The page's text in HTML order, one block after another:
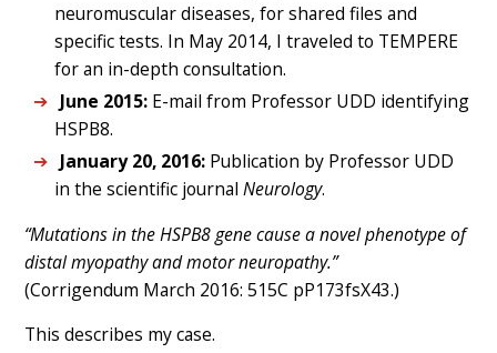
neuromuscular diseases, for shared files and
specific tests. In May 2014, I traveled to TEMPERE
for an in-depth consultation.
June 2015:E-mail from Professor UDD identifying
HSPB8.
January 20, 2016:Publication by Professor UDD
in the scientific journalNeurology.
“Mutations in the HSPB8 gene cause a novel phenotype of
distal myopathy and motor neuropathy.”
(Corrigendum March 2016: 515C pP173fsX43.)
This describes my case.